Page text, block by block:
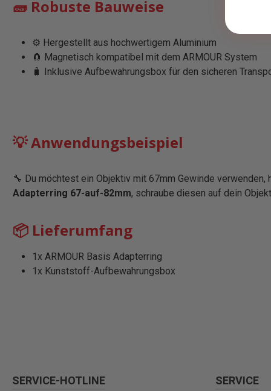
🧱 Robuste Bauweise
⚙️ Hergestellt aus hochwertigem Aluminium
🧲 Magnetisch kompatibel mit dem ARMOUR System
🧳 Inklusive Aufbewahrungsbox für den sicheren
💡 Anwendungsbeispiel
🔧 Du möchtest ein Objektiv mit 67mm Gewinde
Adapterring 67-auf-82mm, schraube diesen auf dein
📦 Lieferumfang
1x ARMOUR Basis Adapterring
1x Kunststoff-Aufbewahrungsbox
SERVICE-HOTLINE SERVICE